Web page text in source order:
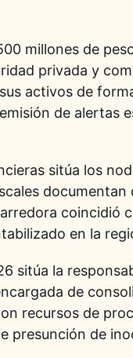
millones de
privada y
activos de
de alertas
sitúa los
coincidió
en la
sitúa la
de
recursos de
presunción de